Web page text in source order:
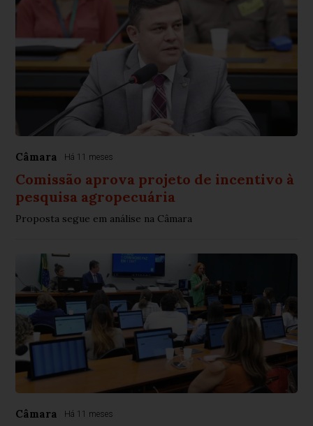
Câmara Há 11 meses
Comissão aprova projeto de incentivo à
pesquisa agropecuária
Proposta segue em análise na Câmara
Câmara Há 11 meses